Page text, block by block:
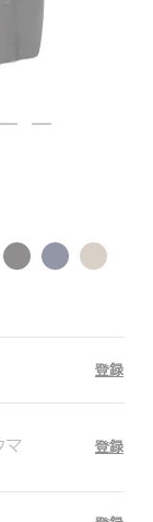
登録
マ
登録